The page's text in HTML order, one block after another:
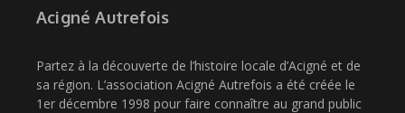
Acigné Autrefois
Partez à la découverte de l’histoire locale d’Acigné et de
sa région. L’association Acigné Autrefois a été créée le
1er décembre 1998 pour faire connaître au grand public